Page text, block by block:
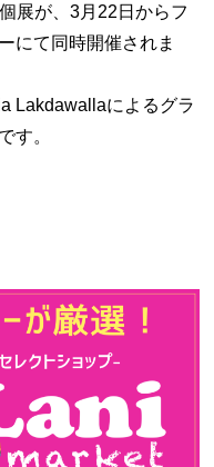
展が、3月22日からフ
にて同時開催されま
Lakdawallaによるグラ
す。